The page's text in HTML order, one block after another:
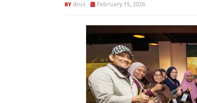
Arus February 19, 2026